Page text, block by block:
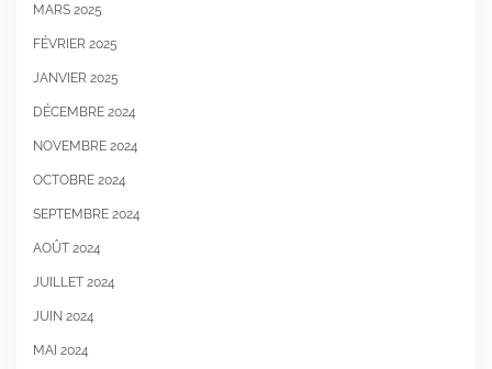
MARS 2025
FÉVRIER 2025
JANVIER 2025
DÉCEMBRE 2024
NOVEMBRE 2024
OCTOBRE 2024
SEPTEMBRE 2024
AOÛT 2024
JUILLET 2024
JUIN 2024
MAI 2024